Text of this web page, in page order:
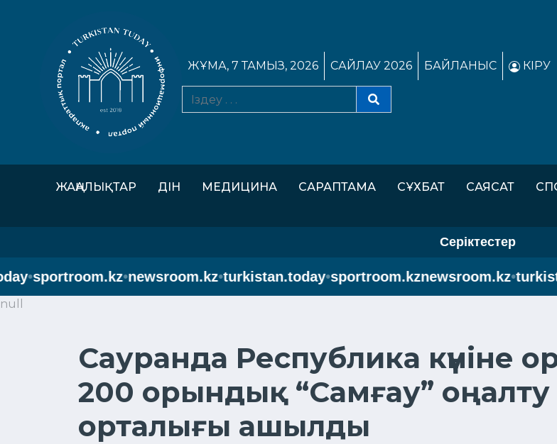
ЖҰМА, 7 ТАМЫЗ, 2026 САЙЛАУ 2026 БАЙЛАНЫС КІРУ
ЖАҢАЛЫҚТАР ДІН МЕДИЦИНА САРАПТАМА СҰХБАТ САЯСАТ
Серіктестер
•newsroom.kz•turkistan.today•sportroom.kznewsroom.kz•
null
Сауранда Республика күніне
200 орындық “Самғау” оңалту
орталығы ашылды